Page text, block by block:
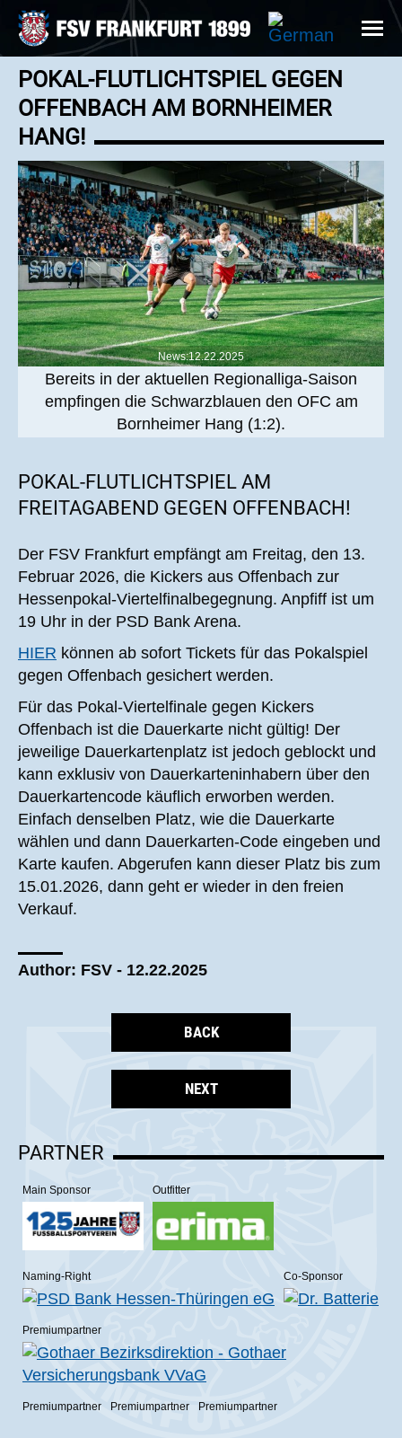
POKAL-FLUTLICHTSPIEL GEGEN
OFFENBACH AM BORNHEIMER
HANG!
News:12.22.2025
Bereits in der aktuellen Regionalliga-Saison
empfingen die Schwarzblauen den OFC am
Bornheimer Hang (1:2).
POKAL-FLUTLICHTSPIEL AM
FREITAGABEND GEGEN OFFENBACH!
Der FSV Frankfurt empfängt am Freitag, den 13.
Februar 2026, die Kickers aus Offenbach zur
Hessenpokal-Viertelfinalbegegnung. Anpfiff ist um
19 Uhr in der PSD Bank Arena.
HIER können ab sofort Tickets für das Pokalspiel
gegen Offenbach gesichert werden.
Für das Pokal-Viertelfinale gegen Kickers
Offenbach ist die Dauerkarte nicht gültig! Der
jeweilige Dauerkartenplatz ist jedoch geblockt und
kann exklusiv von Dauerkarteninhabern über den
Dauerkartencode käuflich erworben werden.
Einfach denselben Platz, wie die Dauerkarte
wählen und dann Dauerkarten-Code eingeben und
Karte kaufen. Abgerufen kann dieser Platz bis zum
15.01.2026, dann geht er wieder in den freien
Verkauf.
Author: FSV - 12.22.2025
BACK
NEXT
PARTNER
Main Sponsor Outfitter
Naming-Right Co-Sponsor
Premiumpartner
Premiumpartner Premiumpartner Premiumpartner